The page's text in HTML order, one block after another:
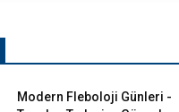
Modern Fleboloji Günleri -